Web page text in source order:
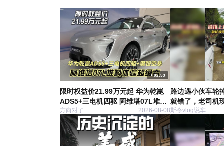
02:53
限时权益价21.99万元起 华为乾崑
ADS5+三电机四驱 阿维塔07L堆料
体验超级夯
方向对了 2026-08-08
路边遇小伙车轮
就错了，老司机
个汽车用车知识
斯令vlog说车